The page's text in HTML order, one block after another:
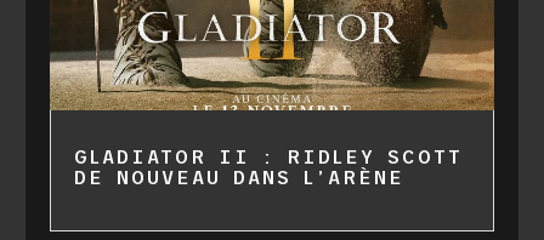
GLADIATOR II : RIDLEY SCOTT
DE NOUVEAU DANS L’ARÈNE